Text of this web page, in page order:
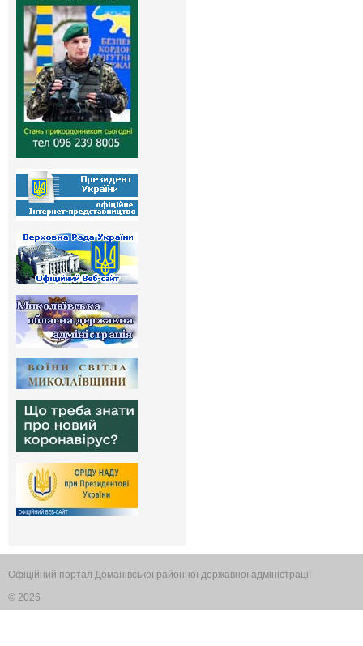
Офіційний портал Доманівської районної державної адміністрації
© 2026